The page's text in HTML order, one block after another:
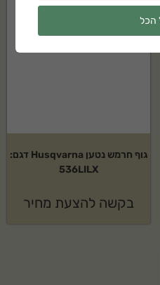
גוף חרמש נטען Husqvarna דגם:
536LILX
בקשה להצעת מחיר
הכל